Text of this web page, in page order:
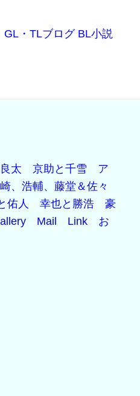
太 京助と千雪
ア
、浩輔、藤堂＆佐々
佑人 幸也と勝浩
豪
Mail Link
お